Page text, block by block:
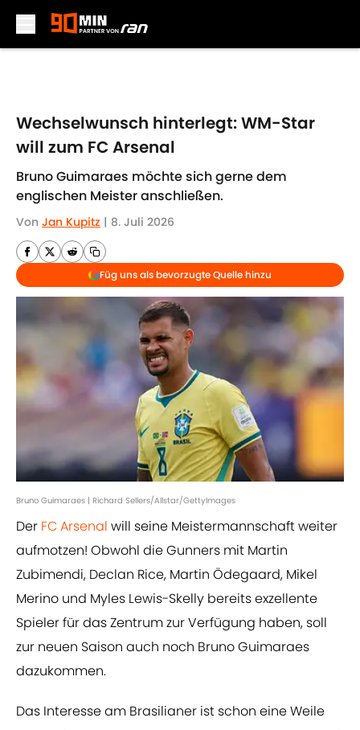
Wechselwunsch hinterlegt: WM-Star
will zum FC Arsenal
Bruno Guimaraes möchte sich gerne dem
englischen Meister anschließen.
Von Jan Kupitz | 8. Juli 2026
Füg uns als bevorzugte Quelle hinzu
Bruno Guimaraes | Richard Sellers/Allstar/GettyImages
Der FC Arsenal will seine Meistermannschaft weiter
aufmotzen! Obwohl die Gunners mit Martin
Zubimendi, Declan Rice, Martin Ödegaard, Mikel
Merino und Myles Lewis-Skelly bereits exzellente
Spieler für das Zentrum zur Verfügung haben, soll
zur neuen Saison auch noch Bruno Guimaraes
dazukommen.
Das Interesse am Brasilianer ist schon eine Weile